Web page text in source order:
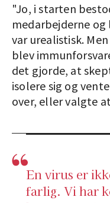
"Jo, i starten
medarbejderne og
var urealistisk.
blev
det gjorde, at
isolere sig og
over, eller valgte
En virus er
farlig. Vi har